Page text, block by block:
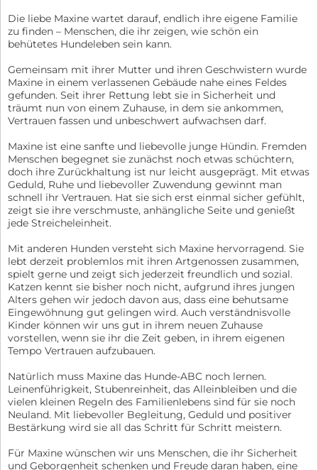
Die liebe Maxine wartet darauf, endlich ihre eigene Familie
zu finden – Menschen, die ihr zeigen, wie schön ein
behütetes Hundeleben sein kann.
Gemeinsam mit ihrer Mutter und ihren Geschwistern wurde
Maxine in einem verlassenen Gebäude nahe eines Feldes
gefunden. Seit ihrer Rettung lebt sie in Sicherheit und
träumt nun von einem Zuhause, in dem sie ankommen,
Vertrauen fassen und unbeschwert aufwachsen darf.
Maxine ist eine sanfte und liebevolle junge Hündin. Fremden
Menschen begegnet sie zunächst noch etwas schüchtern,
doch ihre Zurückhaltung ist nur leicht ausgeprägt. Mit etwas
Geduld, Ruhe und liebevoller Zuwendung gewinnt man
schnell ihr Vertrauen. Hat sie sich erst einmal sicher gefühlt,
zeigt sie ihre verschmuste, anhängliche Seite und genießt
jede Streicheleinheit.
Mit anderen Hunden versteht sich Maxine hervorragend. Sie
lebt derzeit problemlos mit ihren Artgenossen zusammen,
spielt gerne und zeigt sich jederzeit freundlich und sozial.
Katzen kennt sie bisher noch nicht, aufgrund ihres jungen
Alters gehen wir jedoch davon aus, dass eine behutsame
Eingewöhnung gut gelingen wird. Auch verständnisvolle
Kinder können wir uns gut in ihrem neuen Zuhause
vorstellen, wenn sie ihr die Zeit geben, in ihrem eigenen
Tempo Vertrauen aufzubauen.
Natürlich muss Maxine das Hunde-ABC noch lernen.
Leinenführigkeit, Stubenreinheit, das Alleinbleiben und die
vielen kleinen Regeln des Familienlebens sind für sie noch
Neuland. Mit liebevoller Begleitung, Geduld und positiver
Bestärkung wird sie all das Schritt für Schritt meistern.
Für Maxine wünschen wir uns Menschen, die ihr Sicherheit
und Geborgenheit schenken und Freude daran haben, eine